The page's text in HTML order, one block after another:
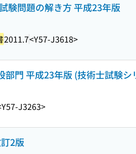
験問題の解き方 平成23年版
2011.7<Y57-J3618>
門 平成23年版 (技術士試験シ
J3263>
2版